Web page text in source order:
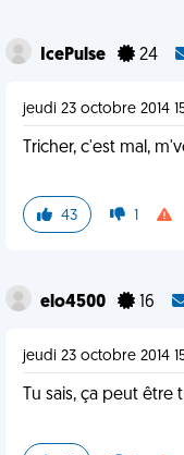
IcePulse 24
jeudi 23 octobre 2014
Tricher, c'est mal,
43 1
elo4500 16
jeudi 23 octobre 2014
Tu sais, ça peut